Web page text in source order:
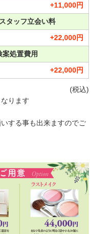
+11,000円
タッフ立会い料
+22,000円
処置費用
+22,000円
(税込)
ります
する事も出来ますのでご